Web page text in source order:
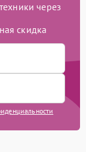
через
скидка